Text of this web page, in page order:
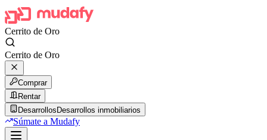
Cerrito de Oro
Cerrito de Oro
Comprar
Rentar
Desarrollos Desarrollos inmobiliarios
Súmate a Mudafy